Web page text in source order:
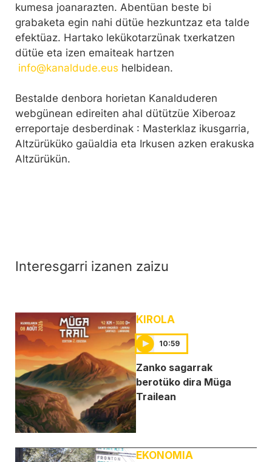
kumesa joanarazten. Abentüan beste bi
grabaketa egin nahi dütüe hezkuntzaz eta talde
efektüaz. Hartako lekükotarzünak txerkatzen
dütüe eta izen emaiteak hartzen
info@kanaldude.eus helbidean.
Bestalde denbora horietan Kanalduderen
webgünean edireiten ahal dütützüe Xiberoaz
erreportaje desberdinak : Masterklaz ikusgarria,
Altzürüküko gaüaldia eta Irkusen azken erakuska
Altzürükün.
Interesgarri izanen zaizu
KIROLA
10:59
Zanko sagarrak
berotüko dira Müga
Trailean
EKONOMIA